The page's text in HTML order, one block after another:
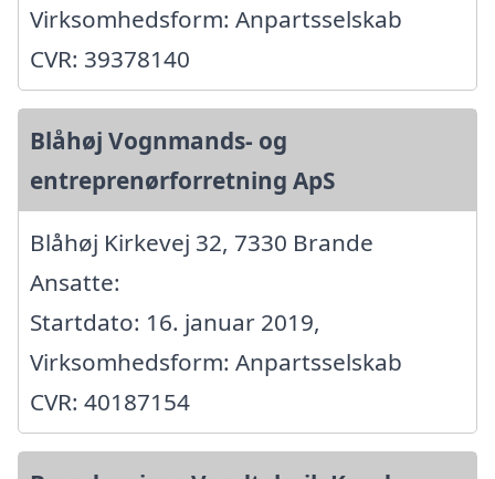
Virksomhedsform: Anpartsselskab
CVR: 39378140
Blåhøj Vognmands- og
entreprenørforretning ApS
Blåhøj Kirkevej 32, 7330 Brande
Ansatte:
Startdato: 16. januar 2019,
Virksomhedsform: Anpartsselskab
CVR: 40187154